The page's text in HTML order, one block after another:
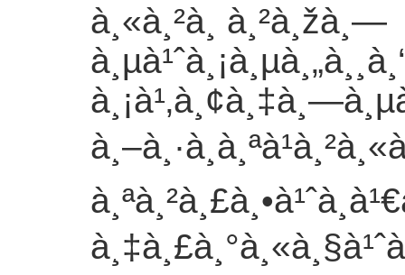
à¸«à¸²à¸ à¸²à¸žà¸—